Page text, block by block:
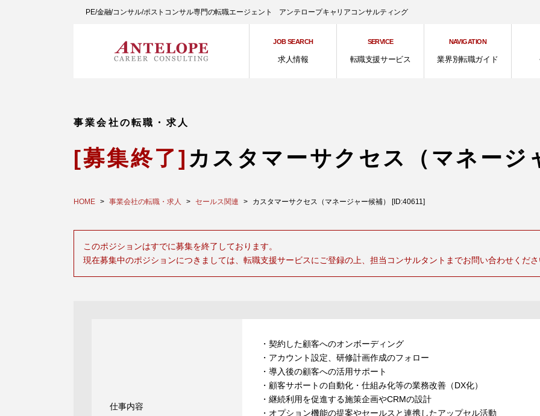
PE/金融/コンサル/ポストコンサル専門の転職エージェント アンテロープキャリアコンサルティング
JOB SEARCH
求人情報
SERVICE
転職支援サービス
NAVIGATION
業界別転職ガイド
事業会社の転職・求人
[募集終了] カスタマーサクセス（マネージ
HOME 事業会社の転職・求人 セールス関連 カスタマーサクセス（マネージャー候補） [ID:40611]
このポジションはすでに募集を終了しております。
現在募集中のポジションにつきましては、転職支援サービスにご登録の上、担当コンサルタントまでお問い合わせくださ
仕事内容
・契約した顧客へのオンボーディング
・アカウント設定、研修計画作成のフォロー
・導入後の顧客への活用サポート
・顧客サポートの自動化・仕組み化等の業務改善（DX化）
・継続利用を促進する施策企画やCRMの設計
・オプション機能の提案やセールスと連携したアップセル活動